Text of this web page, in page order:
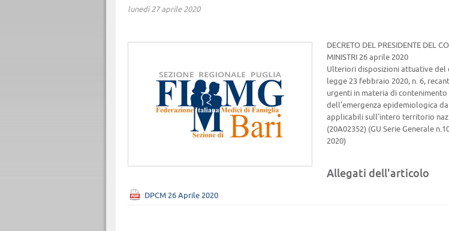
lunedì 27 aprile 2020
DECRETO DEL PRESIDENTE DEL
MINISTRI 26 aprile 2020
Ulteriori disposizioni attuative del
legge 23 febbraio 2020, n. 6,
urgenti in materia di contenimento
dell'emergenza epidemiologica da
applicabili sull'intero territorio
(20A02352) (GU Serie Generale
2020)
Allegati dell'articolo
DPCM 26 Aprile 2020